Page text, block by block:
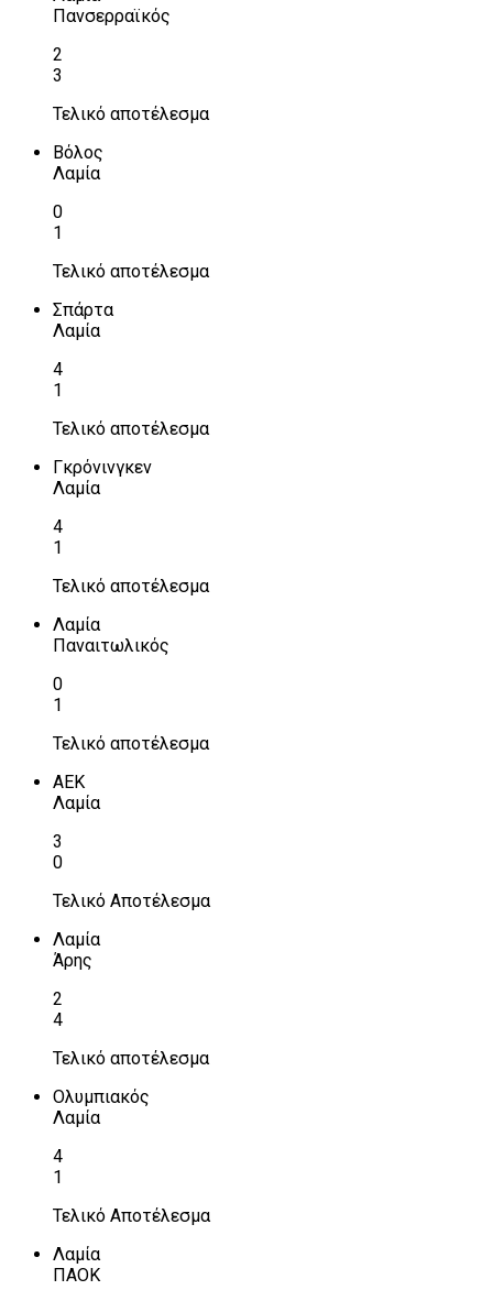
Πανσερραϊκός
2
3
Τελικό αποτέλεσμα
Βόλος
Λαμία
0
1
Τελικό αποτέλεσμα
Σπάρτα
Λαμία
4
1
Τελικό αποτέλεσμα
Γκρόνινγκεν
Λαμία
4
1
Τελικό αποτέλεσμα
Λαμία
Παναιτωλικός
0
1
Τελικό αποτέλεσμα
ΑΕΚ
Λαμία
3
0
Τελικό Αποτέλεσμα
Λαμία
Άρης
2
4
Τελικό αποτέλεσμα
Ολυμπιακός
Λαμία
4
1
Τελικό Αποτέλεσμα
Λαμία
ΠΑΟΚ